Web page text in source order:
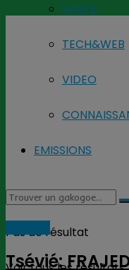
SANTE
TECH&WEB
VIDEO
EMISSIONS
Pas de résultat
Tsévié: